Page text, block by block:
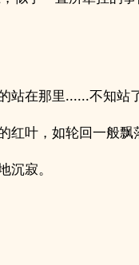
在那里......不知站
叶，如轮回一般飘
寂。